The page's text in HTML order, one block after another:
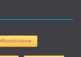
#kombi-home